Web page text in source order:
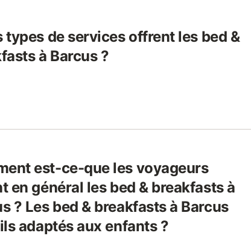
types de services offrent les bed &
à Barcus ?
est-ce-que les voyageurs
en général les bed & breakfasts à
? Les bed & breakfasts à Barcus
adaptés aux enfants ?